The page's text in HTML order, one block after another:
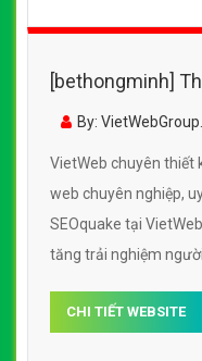
[bethongminh]
Education đẹp,
By:
VietWeb chuyên thiết
web chuyên nghiệp,
SEOquake tại
tăng trải nghiệm
CHI TIẾT WEBSITE